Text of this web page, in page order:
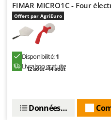
Stiga
Stocker
Sunseeker
Tecla
Telwin
FIMAR MICRO1C - Four
Offert par AgriEuro
Disponibilité:1
Livraison gratuite
12 août - 14 août
Données techniques